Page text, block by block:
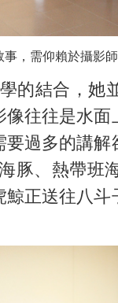
，需仰賴於攝影
結合，她
往往是水
過多的講
豚、熱帶班
正送往八